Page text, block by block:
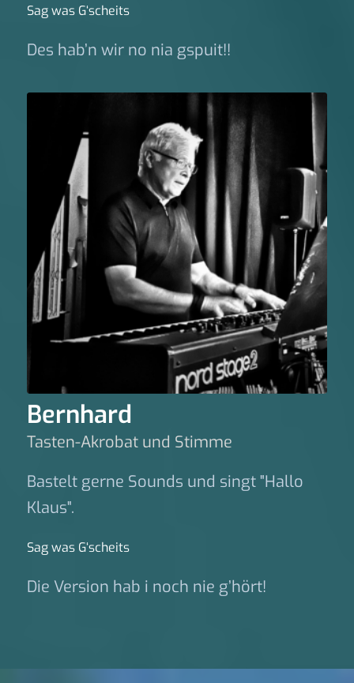
Sag was G‘scheits
Des hab’n wir no nia gspuit!!
Bernhard
Tasten-Akrobat und Stimme
Bastelt gerne Sounds und singt "Hallo
Klaus".
Sag was G‘scheits
Die Version hab i noch nie g’hört!